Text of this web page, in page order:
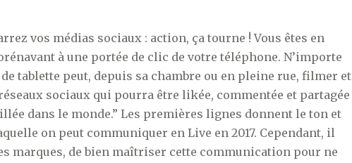
vos médias sociaux : action, ça tourne ! Vous êtes en
à une portée de clic de votre téléphone. N’importe
tablette peut, depuis sa chambre ou en pleine rue, filmer et
sociaux qui pourra être likée, commentée et partagée
dans le monde.” Les premières lignes donnent le ton et
on peut communiquer en Live en 2017. Cependant, il
marques, de bien maîtriser cette communication pour ne